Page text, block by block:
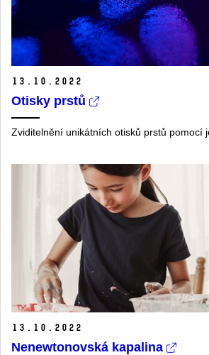
13. 10. 2022
Otisky prstů
Zviditelnění unikátních otisků prstů pomocí
13. 10. 2022
Nenewtonovská kapalina